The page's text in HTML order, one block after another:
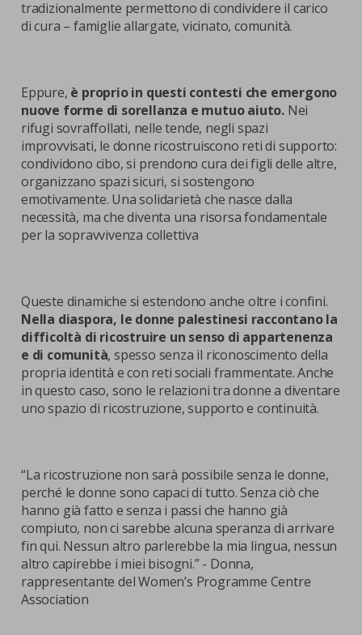
tradizionalmente permettono di condividere il carico
di cura – famiglie allargate, vicinato, comunità.
Eppure, è proprio in questi contesti che emergono
nuove forme di sorellanza e mutuo aiuto. Nei
rifugi sovraffollati, nelle tende, negli spazi
improvvisati, le donne ricostruiscono reti di supporto:
condividono cibo, si prendono cura dei figli delle altre,
organizzano spazi sicuri, si sostengono
emotivamente. Una solidarietà che nasce dalla
necessità, ma che diventa una risorsa fondamentale
per la sopravvivenza collettiva
Queste dinamiche si estendono anche oltre i confini.
Nella diaspora, le donne palestinesi raccontano la
difficoltà di ricostruire un senso di appartenenza
e di comunità, spesso senza il riconoscimento della
propria identità e con reti sociali frammentate. Anche
in questo caso, sono le relazioni tra donne a diventare
uno spazio di ricostruzione, supporto e continuità.
“La ricostruzione non sarà possibile senza le donne,
perché le donne sono capaci di tutto. Senza ciò che
hanno già fatto e senza i passi che hanno già
compiuto, non ci sarebbe alcuna speranza di arrivare
fin qui. Nessun altro parlerebbe la mia lingua, nessun
altro capirebbe i miei bisogni.” - Donna,
rappresentante del Women’s Programme Centre
Association